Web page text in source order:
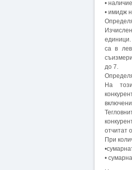
•
• имидж
единици.
са в
до 7.
На
отчитат
При
•